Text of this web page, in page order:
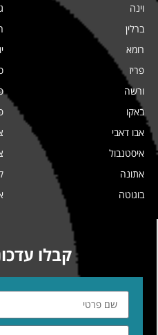
וינה
ברלין
רומא
פריז
ורשה
באקו
אבו דאבי
איסטנבול
אתונה
בוגוטה
קבלו